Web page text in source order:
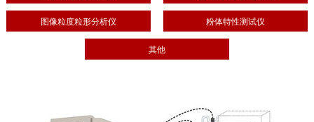
图像粒度粒形分析仪 粉体特性测试仪
其他